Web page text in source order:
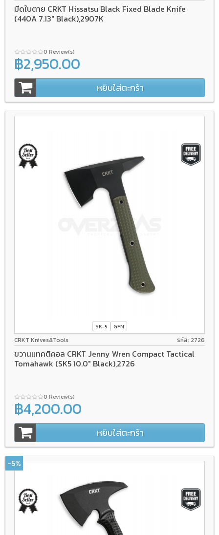
มีดใบตาย CRKT Hissatsu Black Fixed Blade Knife
(440A 7.13" Black),2907K
0 Review(s)
฿2,950.00
หยิบใส่ตะกร้า
SK-5 GFN
CRKT Knives&Tools รหัส: 2726
ขวานแทคติคอล CRKT Jenny Wren Compact Tactical
Tomahawk (SK5 10.0" Black),2726
0 Review(s)
฿4,200.00
หยิบใส่ตะกร้า
-5%